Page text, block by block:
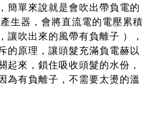
簡單來說就是會吹出帶負電的
生器，會將直流電的電壓累積
讓吹出來的風帶有負離子 ），
的原理，讓頭髮充滿負電赫以
起來， 鎖住吸收頭髮的水份，
為有負離子，不需要太燙的溫